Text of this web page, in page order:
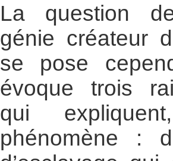
La question
génie créateur
se pose
évoque trois
qui
phénomène :